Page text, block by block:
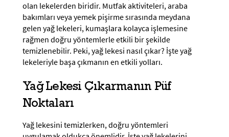
olan lekelerden biridir. Mutfak aktiviteleri, araba
bakımları veya yemek pişirme sırasında meydana
gelen yağ lekeleri, kumaşlara kolayca işlemesine
rağmen doğru yöntemlerle etkili bir şekilde
temizlenebilir. Peki, yağ lekesi nasıl çıkar? İşte yağ
lekeleriyle başa çıkmanın en etkili yolları.
Yağ Lekesi Çıkarmanın Püf
Noktaları
Yağ lekesini temizlerken, doğru yöntemleri